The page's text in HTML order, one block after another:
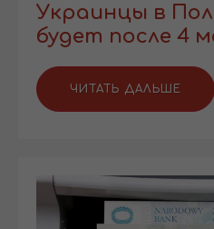
Украинцы в
будет после 4
ЧИТАТЬ ДАЛЬШЕ